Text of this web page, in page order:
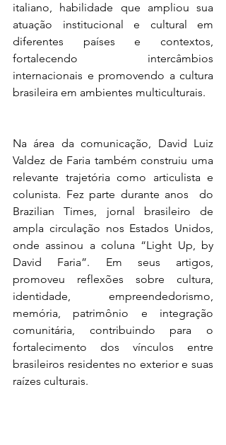
italiano, habilidade que ampliou sua
atuação institucional e cultural em
diferentes países e contextos,
fortalecendo intercâmbios
internacionais e promovendo a cultura
brasileira em ambientes multiculturais.
Na área da comunicação, David Luiz
Valdez de Faria também construiu uma
relevante trajetória como articulista e
colunista. Fez parte durante anos  do
Brazilian Times, jornal brasileiro de
ampla circulação nos Estados Unidos,
onde assinou a coluna “Light Up, by
David Faria”. Em seus artigos,
promoveu reflexões sobre cultura,
identidade, empreendedorismo,
memória, patrimônio e integração
comunitária, contribuindo para o
fortalecimento dos vínculos entre
brasileiros residentes no exterior e suas
raízes culturais.